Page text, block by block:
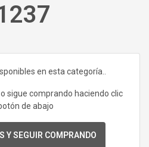
en esta categoría..
sigue comprando haciendo clic
de abajo
Y SEGUIR COMPRANDO